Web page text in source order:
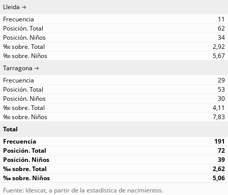
Lleida
11
62
34
2,92
5,67
Tarragona
29
53
30
4,11
7,83
Total
191
72
39
2,62
5,06
Fuente: Idescat, a partir de la estadística de nacimientos.